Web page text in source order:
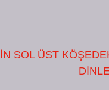
SOL ÜST